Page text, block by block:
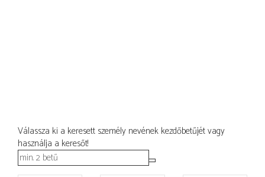
Válassza ki a keresett személy nevének kezdőbetűjét vagy
használja a keresőt!